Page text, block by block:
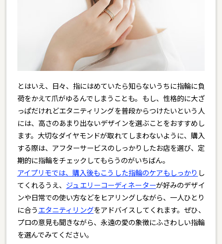
とはいえ、日々、指にはめていたら知らないうちに指輪に負
荷をかえて爪がゆるんでしまうことも。もし、性格的に大ざ
っぱだけれどエタニティリングを普段からつけたいという人
には、高さのあまり出ないデザインを選ぶことをおすすめし
ます。大切なダイヤモンドが取れてしまわないように、購入
する際は、アフターサービスのしっかりしたお店を選び、定
期的に指輪をチェックしてもらうのがいちばん。
アイプリモでは、購入後もこうした指輪のケアもしっかり し
てくれるうえ、 ジュエリーコーディネーターが好みのデザイ
ンや日常での使い方などをヒアリングしながら、一人ひとり
に合うエタニティリングをアドバイスしてくれます。ぜひ、
プロの意見も聞きながら、永遠の愛の象徴にふさわしい指輪
を選んでみてください。